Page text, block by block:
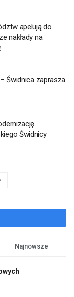
apelują do
nakłady na
Świdnica zaprasza
Świdnicy
Najnowsze